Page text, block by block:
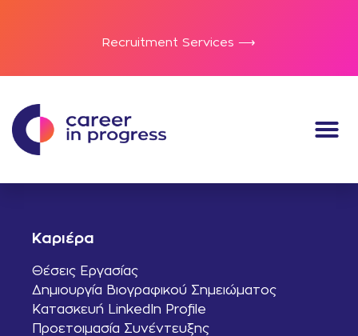
Recruitment Services ⟶
Καριέρα
Θέσεις Εργασίας
Δημιουργία Βιογραφικού Σημειώματος
Κατασκευή LinkedIn Profile
Προετοιμασία Συνέντευξης